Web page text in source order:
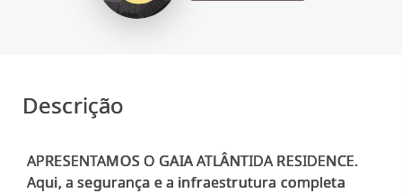
Descrição
APRESENTAMOS O GAIA ATLÂNTIDA RESIDENCE.
Aqui, a segurança e a infraestrutura completa